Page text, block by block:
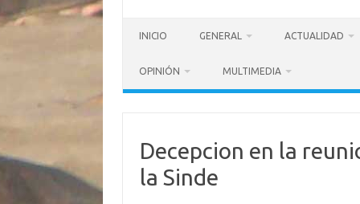
INICIO GENERAL ACTUALIDAD
OPINIÓN MULTIMEDIA
Decepcion en la
la Sinde